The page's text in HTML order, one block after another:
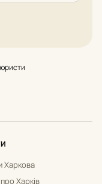
Харкова
Харків